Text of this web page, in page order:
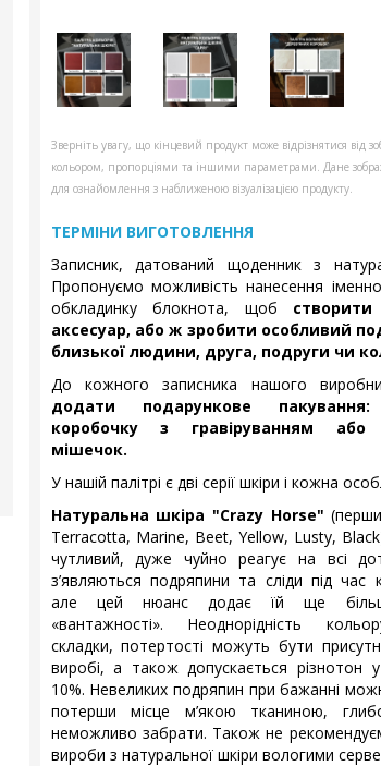
Зверніть увагу, що кінцевий продукт може відрізнятися від
кольором, пропорціями та іншими параметрами. Дане
для ознайомлення з наближеною візуалізацією продукту.
ТЕРМІНИ ВИГОТОВЛЕННЯ
Записник, датований щоденник з
Пропонуємо можливість нанесення
обкладинку блокнота, щоб створити
аксесуар, або ж зробити особливий
близької людини, друга, подруги чи
До кожного записника нашого
додати подарункове
коробочку з гравіруванням або
мішечок.
У нашій палітрі є дві серії шкіри і кожна
Натуральна шкіра "Crazy Horse"
Terracotta, Marine, Beet, Yellow, Lusty,
чутливий, дуже чуйно реагує на всі
з’являються подряпини та сліди під час
але цей нюанс додає їй ще
«вантажності». Неоднорідність
складки, потертості можуть бути
виробі, а також допускається різнотон у
10%. Невеликих подряпин при бажанні
потерши місце м’якою тканиною,
неможливо забрати. Також не
вироби з натуральної шкіри вологими